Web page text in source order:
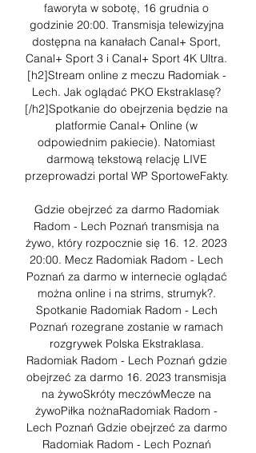
faworyta w sobotę, 16 grudnia o
godzinie 20:00. Transmisja telewizyjna
dostępna na kanałach Canal+ Sport,
Canal+ Sport 3 i Canal+ Sport 4K Ultra.
[h2]Stream online z meczu Radomiak -
Lech. Jak oglądać PKO Ekstraklasę?
[/h2]Spotkanie do obejrzenia będzie na
platformie Canal+ Online (w
odpowiednim pakiecie). Natomiast
darmową tekstową relację LIVE
przeprowadzi portal WP SportoweFakty.
Gdzie obejrzeć za darmo Radomiak
Radom - Lech Poznań transmisja na
żywo, który rozpocznie się 16. 12. 2023
20:00. Mecz Radomiak Radom - Lech
Poznań za darmo w internecie oglądać
można online i na strims, strumyk?.
Spotkanie Radomiak Radom - Lech
Poznań rozegrane zostanie w ramach
rozgrywek Polska Ekstraklasa.
﻿Radomiak Radom - Lech Poznań gdzie
obejrzeć za darmo 16. 2023 transmisja
na żywoSkróty meczówMecze na
żywoPiłka nożnaRadomiak Radom -
Lech Poznań Gdzie obejrzeć za darmo
Radomiak Radom - Lech Poznań